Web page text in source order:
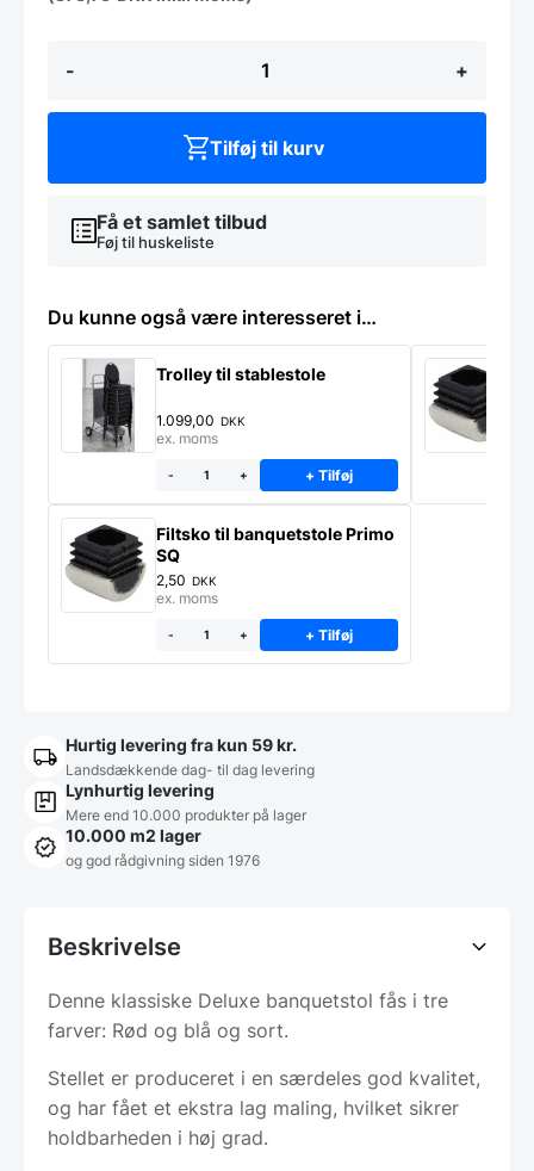
-
Deluxe
antal
+
Få et samlet tilbud
Føj til huskeliste
Tilføj til kurv
Du kunne også være interesseret i…
Trolley til stablestole
1.099,00 DKK
ex. moms
- + + Tilføj
Filtsko til banquetstole Primo
SQ
2,50 DKK
ex. moms
- + + Tilføj
Hurtig levering fra kun 59 kr.
Landsdækkende dag- til dag levering
Lynhurtig levering
Mere end 10.000 produkter på lager
10.000 m2 lager
og god rådgivning siden 1976
Beskrivelse
Denne klassiske Deluxe banquetstol fås i tre
farver: Rød og blå og sort.
Stellet er produceret i en særdeles god kvalitet,
og har fået et ekstra lag maling, hvilket sikrer
holdbarheden i høj grad.